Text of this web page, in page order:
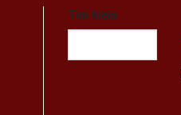
Tìm kiếm